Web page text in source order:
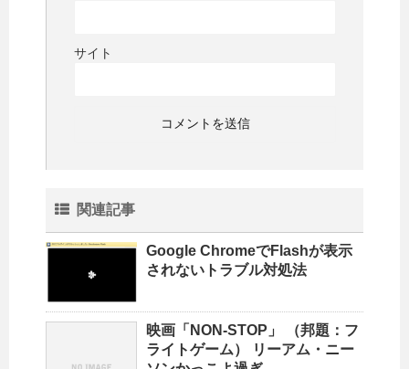
サイト
関連記事
Google ChromeでFlashが表示
されないトラブル対処法
映画「NON-STOP」 （邦題：フ
ライトゲーム） リーアム・ニー